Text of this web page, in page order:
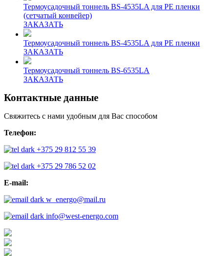
Термоусадочный тоннель BS-4535LA для PE пленки
(сетчатый конвейер)
ЗАКАЗАТЬ
Термоусадочный тоннель BS-4535LA для PE пленки
ЗАКАЗАТЬ
Термоусадочный тоннель BS-6535LA
ЗАКАЗАТЬ
Контактные данные
Свяжитесь с нами удобным для Вас способом
Телефон:
+375 29 812 55 39
+375 29 786 52 02
E-mail:
w_energo@mail.ru
info@west-energo.com